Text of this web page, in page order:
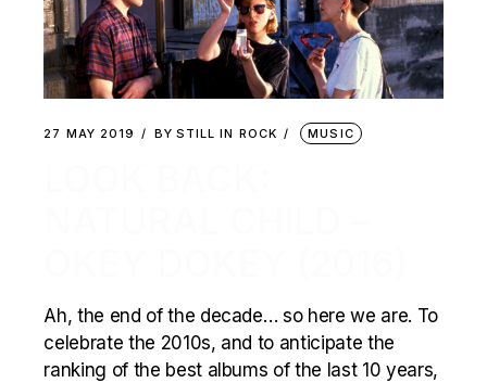
27 MAY 2019 BY STILL IN ROCK MUSIC
Ah, the end of the decade… so here we are. To
celebrate the 2010s, and to anticipate the
ranking of the best albums of the last 10 years,